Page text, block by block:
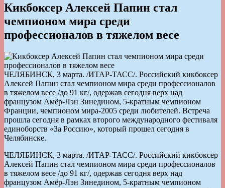
Кикбоксер Алексей Папин стал
чемпионом мира среди
профессионалов в тяжелом весе
ЧЕЛЯБИНСК, 3 марта. /ИТАР-ТАСС/. Российский кикбоксер
Алексей Папин стал чемпионом мира среди профессионалов
в тяжелом весе /до 91 кг/, одержав сегодня верх над
французом Амёр-Лэн Зинедином, 5-кратным чемпионом
Франции, чемпионом мира-2005 среди любителей. Встреча
прошла сегодня в рамках второго международного фестиваля
единоборств «За Россию», который прошел сегодня в
Челябинске.
ЧЕЛЯБИНСК, 3 марта. /ИТАР-ТАСС/. Российский кикбоксер
Алексей Папин стал чемпионом мира среди профессионалов
в тяжелом весе /до 91 кг/, одержав сегодня верх над
французом Амёр-Лэн Зинедином, 5-кратным чемпионом